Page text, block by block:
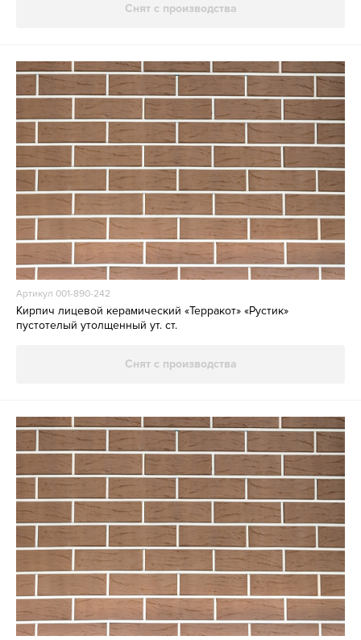
Снят с производства
Артикул 001-890-242
Кирпич лицевой керамический «Терракот» «Рустик»
пустотелый утолщенный ут. ст.
Снят с производства